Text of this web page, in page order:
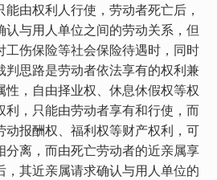
由权利人行使，劳动者死亡后，
与用人单位之间的劳动关系，但
工伤保险等社会保险待遇时，同时
判思路是劳动者依法享有的权利兼
，自由择业权、休息休假权等权
利，只能由劳动者享有和行使，而
动报酬权、福利权等财产权利，可
分离，而由死亡劳动者的近亲属享
其近亲属请求确认与用人单位的